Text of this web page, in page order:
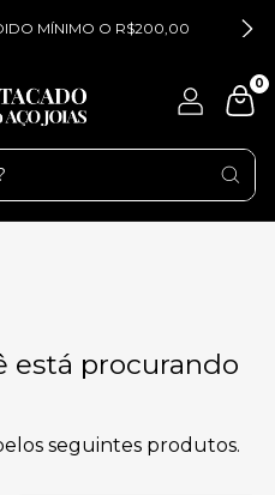
MÍNIMO O R$200,00
0
está procurando
seguintes produtos.